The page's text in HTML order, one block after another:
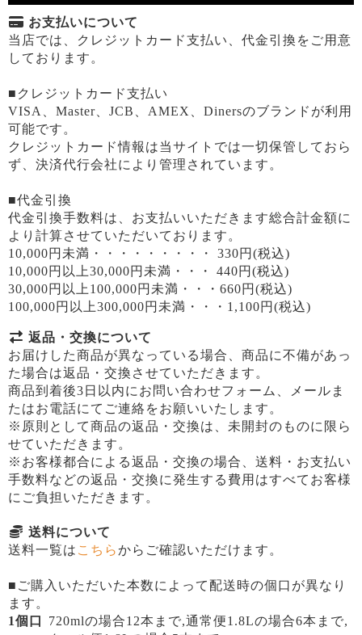
お支払いについて
当店では、クレジットカード支払い、代金引換をご用意
しております。
■クレジットカード支払い
VISA、Master、JCB、AMEX、Dinersのブランドが利用
可能です。
クレジットカード情報は当サイトでは一切保管しておら
ず、決済代行会社により管理されています。
■代金引換
代金引換手数料は、お支払いいただきます総合計金額に
より計算させていただいております。
10,000円未満・・・・・・・・・ 330円(税込)
10,000円以上30,000円未満・・・ 440円(税込)
30,000円以上100,000円未満・・・660円(税込)
100,000円以上300,000円未満・・・1,100円(税込)
返品・交換について
お届けした商品が異なっている場合、商品に不備があっ
た場合は返品・交換させていただきます。
商品到着後3日以内にお問い合わせフォーム、メールま
たはお電話にてご連絡をお願いいたします。
※原則として商品の返品・交換は、未開封のものに限ら
せていただきます。
※お客様都合による返品・交換の場合、送料・お支払い
手数料などの返品・交換に発生する費用はすべてお客様
にご負担いただきます。
送料について
送料一覧は こちらからご確認いただけます。
■ご購入いただいた本数によって配送時の個口が異なり
ます。
1個口
720mlの場合12本まで,通常便1.8Lの場合6本まで,